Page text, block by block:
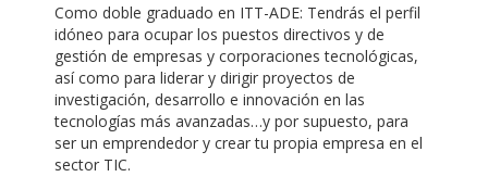
Como doble graduado en ITT-ADE: Tendrás el perfil
idóneo para ocupar los puestos directivos y de
gestión de empresas y corporaciones tecnológicas,
así como para liderar y dirigir proyectos de
investigación, desarrollo e innovación en las
tecnologías más avanzadas…y por supuesto, para
ser un emprendedor y crear tu propia empresa en el
sector TIC.